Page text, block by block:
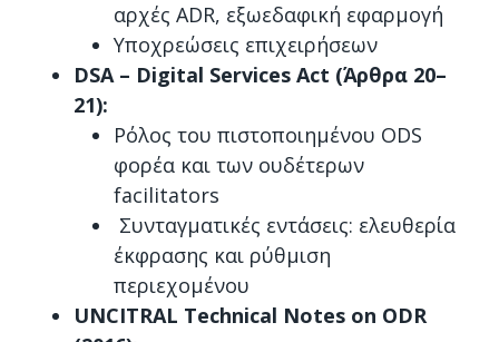
αρχές ADR, εξωεδαφική εφαρμογή
Υποχρεώσεις επιχειρήσεων
DSA – Digital Services Act (Άρθρα 20–
21):
Ρόλος του πιστοποιημένου ODS
φορέα και των ουδέτερων
facilitators
Συνταγματικές εντάσεις: ελευθερία
έκφρασης και ρύθμιση
περιεχομένου
UNCITRAL Technical Notes on ODR